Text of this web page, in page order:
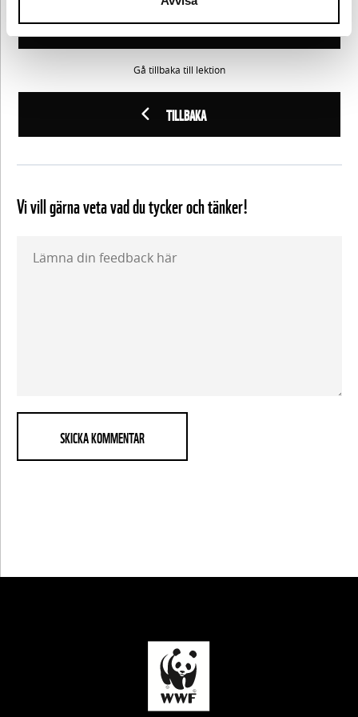
TILLBAKA
Gå tillbaka till lektion
FORTSÄTT
Vi vill gärna veta vad du tycker och tänker!